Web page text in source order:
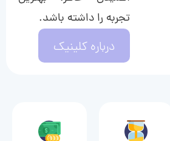
تجربه را داشته باشد.
درباره کلینیک